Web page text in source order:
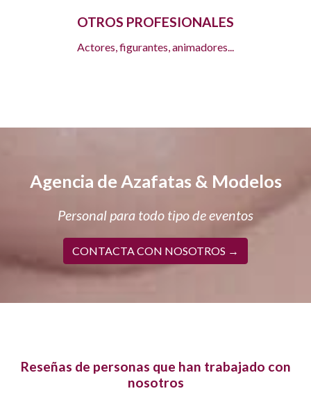
OTROS PROFESIONALES
Actores, figurantes, animadores...
Agencia de Azafatas & Modelos
Personal para todo tipo de eventos
CONTACTA CON NOSOTROS →
Reseñas de personas que han trabajado con
nosotros